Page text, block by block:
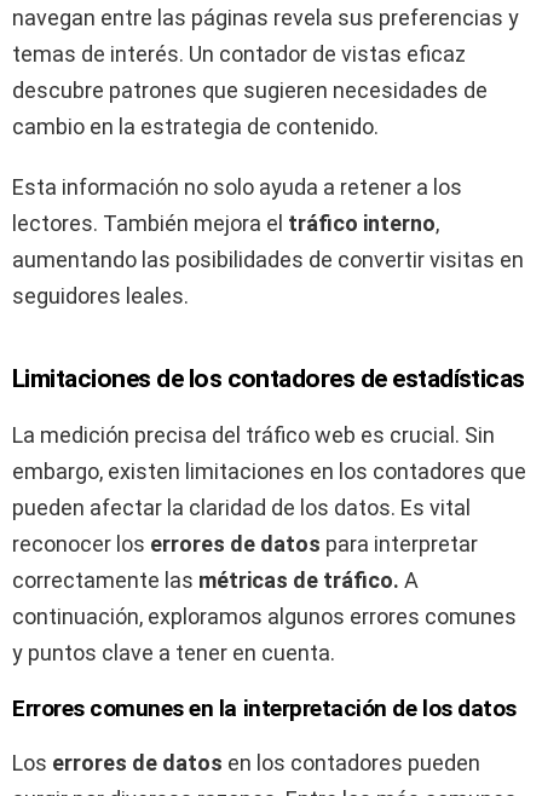
navegan entre las páginas revela sus preferencias y
temas de interés. Un contador de vistas eficaz
descubre patrones que sugieren necesidades de
cambio en la estrategia de contenido.
Esta información no solo ayuda a retener a los
lectores. También mejora el tráfico interno,
aumentando las posibilidades de convertir visitas en
seguidores leales.
Limitaciones de los contadores de estadísticas
La medición precisa del tráfico web es crucial. Sin
embargo, existen limitaciones en los contadores que
pueden afectar la claridad de los datos. Es vital
reconocer los errores de datos para interpretar
correctamente las métricas de tráfico. A
continuación, exploramos algunos errores comunes
y puntos clave a tener en cuenta.
Errores comunes en la interpretación de los datos
Los errores de datos en los contadores pueden